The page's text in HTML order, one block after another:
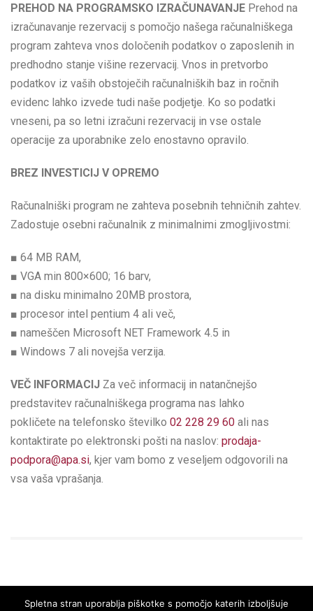
PREHOD NA PROGRAMSKO IZRAČUNAVANJE Prehod na
izračunavanje rezervacij s pomočjo našega računalniškega
program zahteva vnos določenih podatkov o zaposlenih in
predhodno stanje višine rezervacij. Vnos in pretvorbo
podatkov iz vaših obstoječih računalniških baz in ročnih
evidenc lahko izvede tudi naše podjetje. Ko so podatki
vneseni, pa so letni izračuni rezervacij in vse ostale
operacije za uporabnike zelo enostavno opravilo.
BREZ INVESTICIJ V OPREMO
Računalniški program ne zahteva posebnih tehničnih zahtev.
Zadostuje osebni računalnik z minimalnimi zmogljivostmi:
■ 64 MB RAM,
■ VGA min 800×600; 16 barv,
■ na disku minimalno 20MB prostora,
■ procesor intel pentium 4 ali več,
■ nameščen Microsoft NET Framework 4.5 in
■ Windows 7 ali novejša verzija.
VEČ INFORMACIJ Za več informacij in natančnejšo
predstavitev računalniškega programa nas lahko
pokličete na telefonsko številko 02 228 29 60 ali nas
kontaktirate po elektronski pošti na naslov: prodaja-
podpora@apa.si, kjer vam bomo z veseljem odgovorili na
vsa vaša vprašanja.
Spletna stran uporablja piškotke s pomočjo katerih izboljšuje